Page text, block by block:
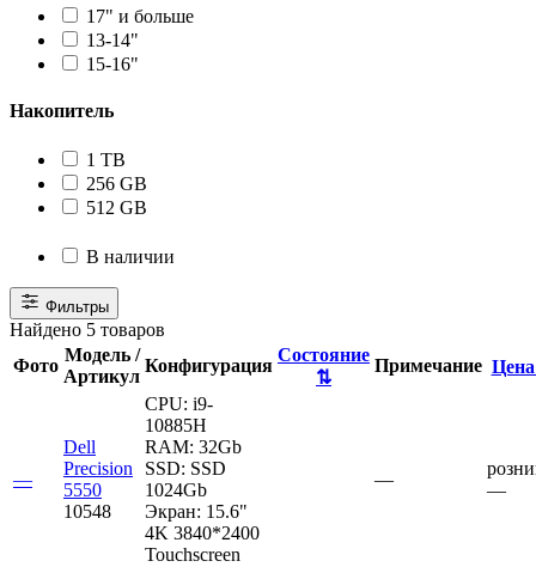
17" и больше
13-14"
15-16"
Накопитель
1 TB
256 GB
512 GB
В наличии
Фильтры
Найдено 5 товаров
Фото
Модель /
Артикул
Конфигурация
Состояние
⇅
Примечание
—
Dell
Precision
5550
10548
CPU: i9-
10885H
RAM: 32Gb
SSD: SSD
1024Gb
Экран: 15.6"
4K 3840*2400
Touchscreen
—
—